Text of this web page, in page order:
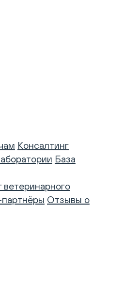
Консалтинг
База
ветеринарного
Отзывы о